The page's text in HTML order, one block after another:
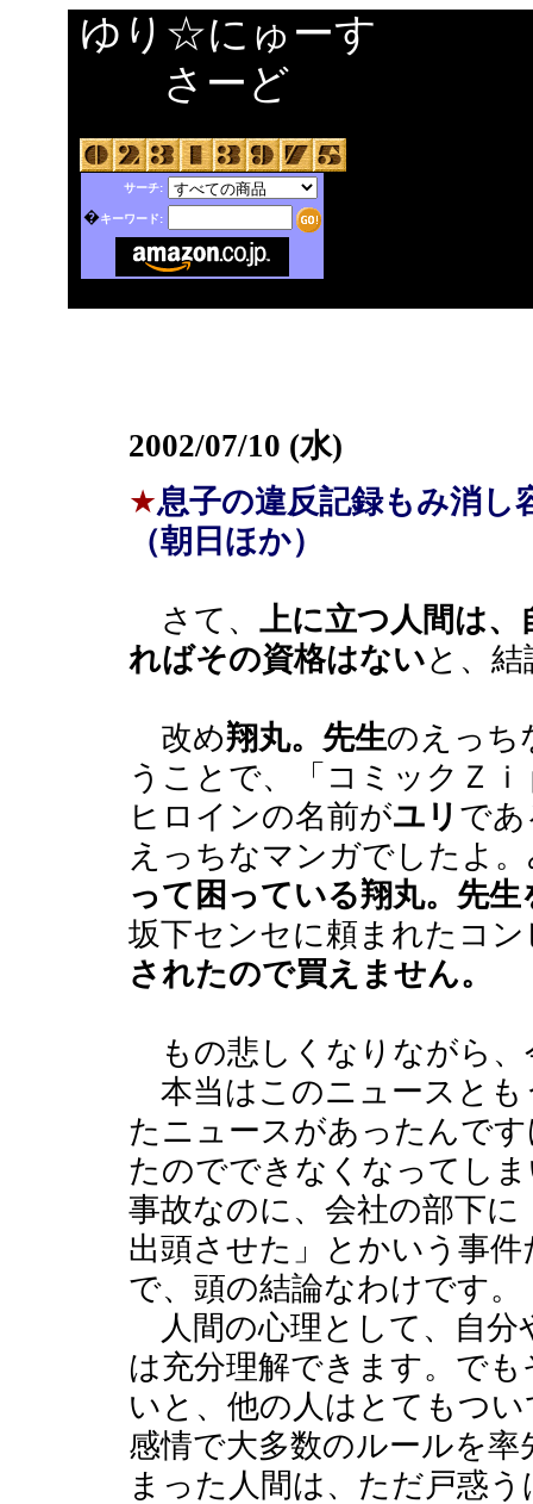
ゆり☆にゅーす
さーど
サーチ:
�キーワード:
2002/07/10 (水)
★息子の違反記録もみ消
（朝日ほか）
さて、 上に立つ人間は
ればその資格はないと、
改め翔丸。先生のえっち
うことで、「コミックＺｉ
ヒロインの名前がユリ で
えっちなマンガでしたよ
って困っている翔丸。先
坂下センセに頼まれたコ
されたので買えません。
もの悲しくなりながら、
本当はこのニュースとも
たニュースがあったんで
たのでできなくなってし
事故なのに、会社の部下に
出頭させた」とかいう事
で、頭の結論なわけです。
人間の心理として、自分
は充分理解できます。で
いと、他の人はとてもつ
感情で大多数のルールを
まった人間は、ただ戸惑